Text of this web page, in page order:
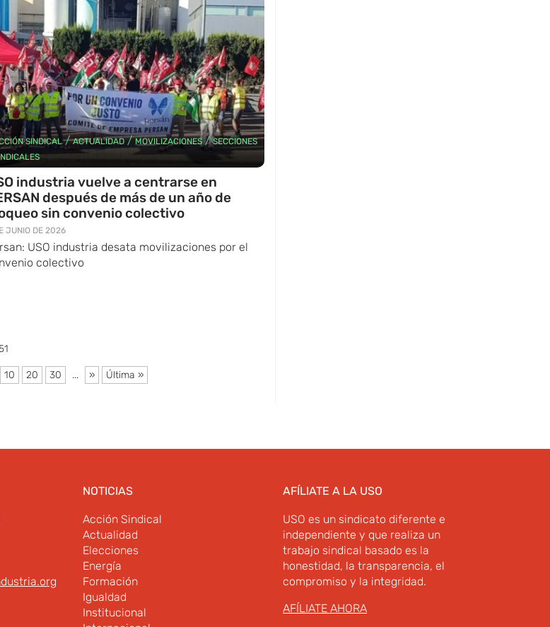
SINDICAL/ACTUALIDAD/MOVILIZACIONES/SECCIONES
industria vuelve a centrarse en
después de más de un año de
sin convenio colectivo
JUNIO DE 2026
USO industria desata movilizaciones por el
colectivo
10 20 30 ... » Última »
NOTICIAS
Acción Sindical
Actualidad
Elecciones
Energía
Formación
Igualdad
Institucional
AFÍLIATE A LA USO
USO es un sindicato diferente e
independiente y que realiza un
trabajo sindical basado es la
honestidad, la transparencia, el
compromiso y la integridad.
AFÍLIATE AHORA